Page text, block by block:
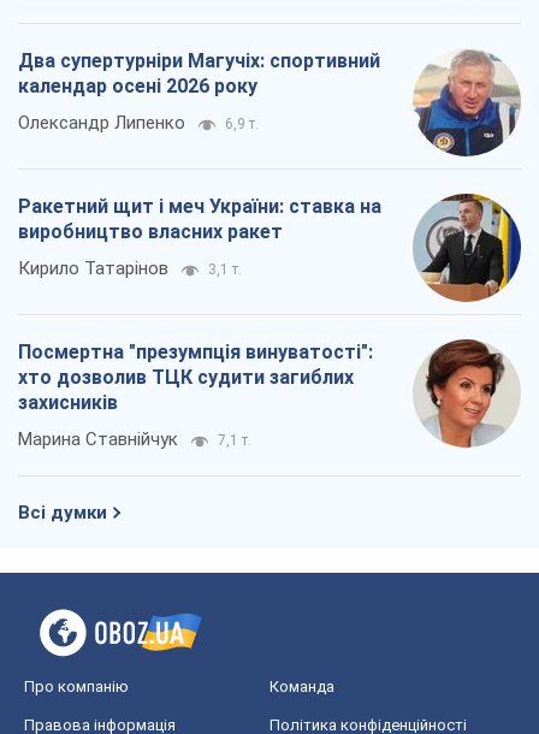
Два супертурніри Магучіх: спортивний
календар осені 2026 року
Олександр Липенко 6,9 т.
Ракетний щит і меч України: ставка на
виробництво власних ракет
Кирило Татарінов 3,1 т.
Посмертна "презумпція винуватості":
хто дозволив ТЦК судити загиблих
захисників
Марина Ставнійчук 7,1 т.
Всі думки
Про компанію Команда
Правова інформація Політика конфіденційності